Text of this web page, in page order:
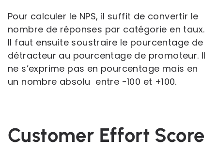
Pour calculer le NPS, il suffit de convertir le
nombre de réponses par catégorie en taux.
Il faut ensuite soustraire le pourcentage de
détracteur au pourcentage de promoteur. Il
ne s’exprime pas en pourcentage mais en
un nombre absolu entre -100 et +100.
Customer Effort Score